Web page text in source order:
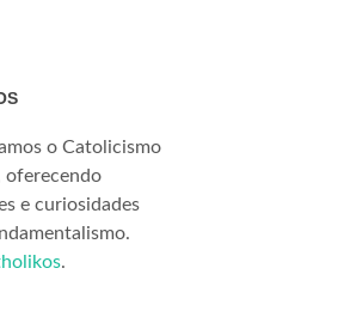
o Catolicismo
oferecendo
e curiosidades
.